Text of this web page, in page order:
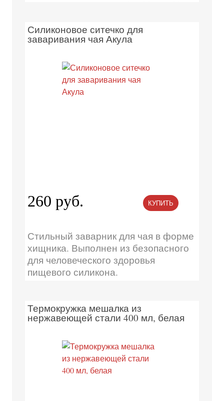
Силиконовое ситечко для
заваривания чая Акула
260 руб. КУПИТЬ
Стильный заварник для чая в форме
хищника. Выполнен из безопасного
для человеческого здоровья
пищевого силикона.
Термокружка мешалка из
нержавеющей стали 400 мл, белая